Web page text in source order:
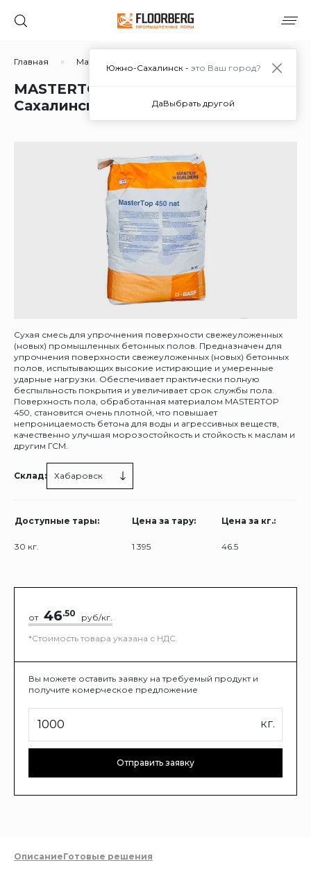
Главная Материалы Упрочнители
MASTERTOP® 450 в Южно-
Сахалинске
Сухая смесь для упрочнения поверхности свежеуложенных
(новых) промышленных бетонных полов. Предназначен для
упрочнения поверхности свежеуложенных (новых) бетонных
полов, испытывающих высокие истирающие и умеренные
ударные нагрузки. Обеспечивает практически полную
беспыльность покрытия и увеличивает срок службы пола.
Поверхность пола, обработанная материалом MASTERTOP
450, становится очень плотной, что повышает
непроницаемость бетона для воды и агрессивных веществ,
качественно улучшая морозостойкость и стойкость к маслам и
другим ГСМ.
Склад: Хабаровск
Доступные тары: Цена за тару: Цена за кг.:
30 кг. 1 395 46.5
от 46.50
руб/кг.
*Стоимость товара указана с НДС.
Вы можете оставить заявку на требуемый продукт и
получите комерческое предложение
кг.
Отправить заявку
ОписаниеГотовые решения
Южно-Сахалинск - это Ваш город?
ДаВыбрать другой